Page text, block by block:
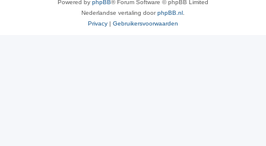
Powered by phpBB® Forum Software © phpBB Limited
Nederlandse vertaling doorphpBB.nl
Privacy | Gebruikersvoorwaarden